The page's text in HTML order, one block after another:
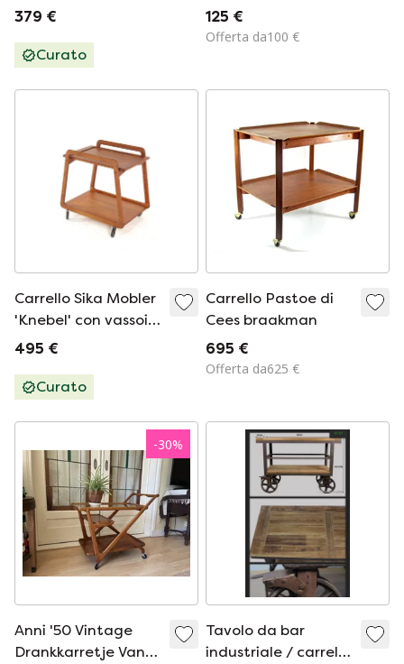
carrello vintage con
379 €
Curato
anni '50/'60
125 €
Offerta da100 €
Carrello Sika Mobler
'Knebel' con vassoio
reversibile, stile
495 €
Curato
Carrello Pastoe di
Cees braakman
695 €
Offerta da625 €
-30%
Anni '50 Vintage
Drankkarretje Van
Tavolo da bar
industriale / carrello